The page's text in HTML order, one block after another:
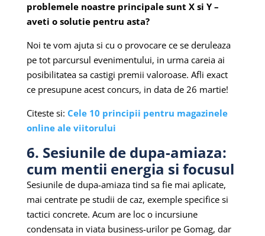
problemele noastre principale sunt X si Y –
aveti o solutie pentru asta?
Noi te vom ajuta si cu o provocare ce se deruleaza
pe tot parcursul evenimentului, in urma careia ai
posibilitatea sa castigi premii valoroase. Afli exact
ce presupune acest concurs, in data de 26 martie!
Citeste si: Cele 10 principii pentru magazinele
online ale viitorului
6. Sesiunile de dupa-amiaza:
cum mentii energia si focusul
Sesiunile de dupa-amiaza tind sa fie mai aplicate,
mai centrate pe studii de caz, exemple specifice si
tactici concrete. Acum are loc o incursiune
condensata in viata business-urilor pe Gomag, dar